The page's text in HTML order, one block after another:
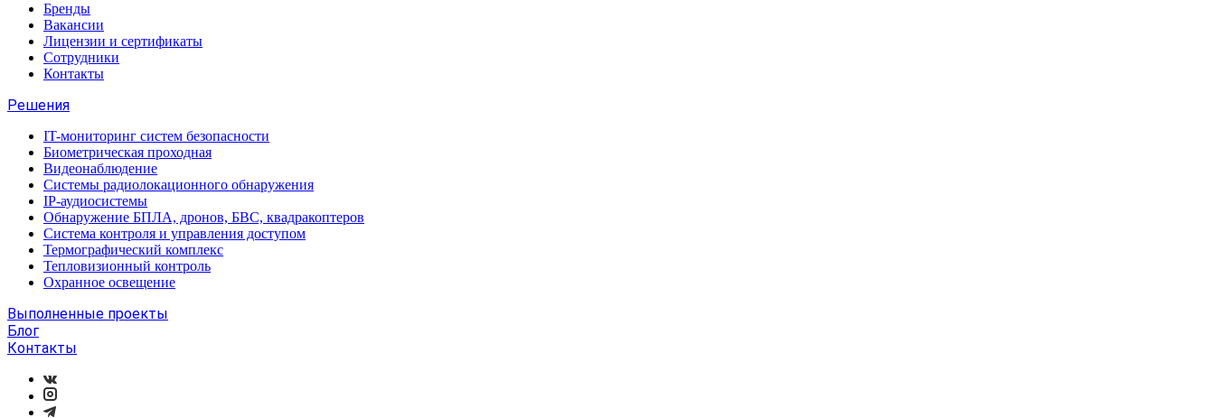
Бренды
Вакансии
Лицензии и сертификаты
Сотрудники
Контакты
Решения
IT-мониторинг систем безопасности
Биометрическая проходная
Видеонаблюдение
Системы радиолокационного обнаружения
IP-аудиосистемы
Обнаружение БПЛА, дронов, БВС, квадракоптеров
Система контроля и управления доступом
Термографический комплекс
Тепловизионный контроль
Охранное освещение
Выполненные проекты
Блог
Контакты